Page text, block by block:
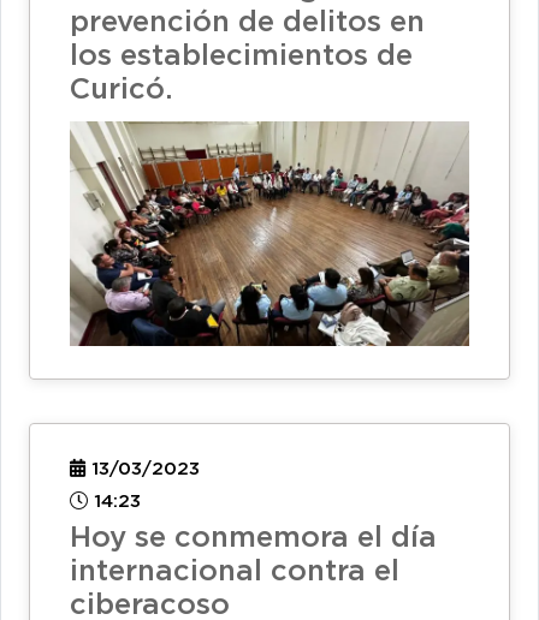
prevención de delitos en
los establecimientos de
Curicó.
13/03/2023
14:23
Hoy se conmemora el día
internacional contra el
ciberacoso